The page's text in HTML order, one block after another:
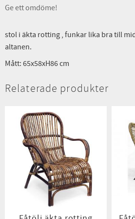
Ge ett omdöme!
stol i äkta rotting , funkar lika bra till
altanen.
Mått: 65x58xH86 cm
Relaterade produkter